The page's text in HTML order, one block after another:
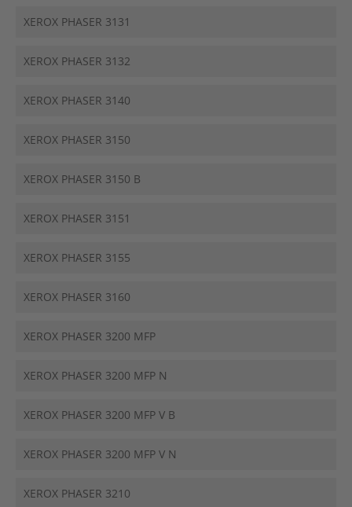
XEROX PHASER 3131
XEROX PHASER 3132
XEROX PHASER 3140
XEROX PHASER 3150
XEROX PHASER 3150 B
XEROX PHASER 3151
XEROX PHASER 3155
XEROX PHASER 3160
XEROX PHASER 3200 MFP
XEROX PHASER 3200 MFP N
XEROX PHASER 3200 MFP V B
XEROX PHASER 3200 MFP V N
XEROX PHASER 3210